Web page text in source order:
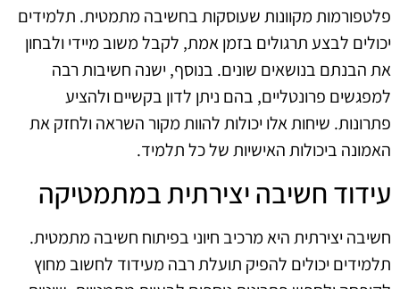
פלטפורמות מקוונות שעוסקות בחשיבה מתמטית. תלמידים
יכולים לבצע תרגולים בזמן אמת, לקבל משוב מיידי ולבחון
את הבנתם בנושאים שונים. בנוסף, ישנה חשיבות רבה
למפגשים פרונטליים, בהם ניתן לדון בקשיים ולהציע
פתרונות. שיחות אלו יכולות להוות מקור השראה ולחזק את
האמונה ביכולות האישיות של כל תלמיד.
עידוד חשיבה יצירתית במתמטיקה
חשיבה יצירתית היא מרכיב חיוני בפיתוח חשיבה מתמטית.
תלמידים יכולים להפיק תועלת רבה מעידוד לחשוב מחוץ